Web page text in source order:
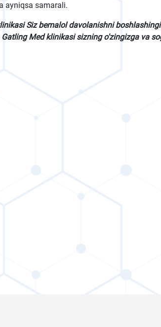
ayniqsa samarali.
Siz bemalol davolanishni
Med klinikasi sizning o'zingizga va